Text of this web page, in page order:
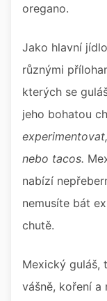
oregano.
Jako hlavní
různými
kterých se
jeho bohatou
nebo tacos.
nabízí
nemusíte bát
chutě.
Mexický guláš,
vášně, koření a